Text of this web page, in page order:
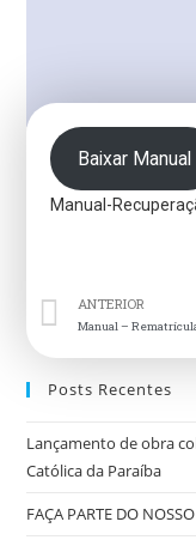
Baixar Manual
Manual-
ANTERIOR
Posts Recentes
Lançamento de obra
Católica da Paraíba
FAÇA PARTE DO